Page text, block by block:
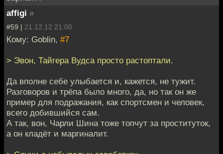
affigi »
#59 | 21.12.12 21:00
Кому: Goblin, #7
> Эвон, Тайгера Вудса просто растоптали.
Да вполне себе улыбается и, кажется, не тужит.
Разговоров и трёпа было много, да, но так он же
пример для подражания, как спортсмен и человек,
всего добившийся сам.
А так, вон, Чарли Шина тоже топчут за проституток,
а он кладёт и маргиналит.